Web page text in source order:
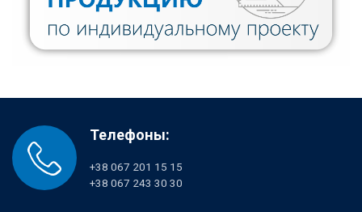
Телефоны:
+38 067 201 15 15
+38 067 243 30 30